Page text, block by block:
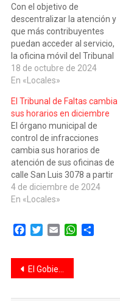
Con el objetivo de
descentralizar la atención y
que más contribuyentes
puedan acceder al servicio,
la oficina móvil del Tribunal
de Faltas estará en el
Polideportivo La Tablada,
6970. La atención será
entre el lunes 21 y el
viernes 25 de octubre de 8
a 13…
18 de octubre de 2024
En «Locales»
El Tribunal de Faltas cambia
sus horarios en diciembre
El órgano municipal de
control de infracciones
cambia sus horarios de
atención de sus oficinas de
calle San Luis 3078 a partir
del 1° de diciembre. De
lunes a viernes el
será a partir de las 7:30, es
decir, media hora más
actual,…
4 de diciembre de 2024
En «Locales»
Facebook
TwitterEmail WhatsApp
Navegación
de
El Gobierno Nacional fortalece la seguridad de las aeronaves y avanza en la liberación de los cielos con Países Bajos